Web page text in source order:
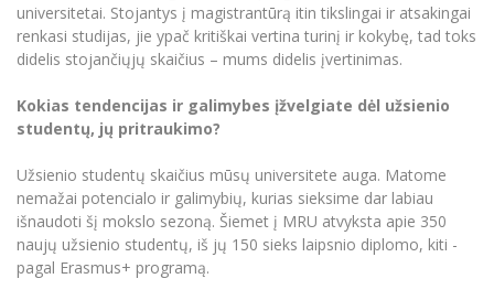
Kontaktų paieška
universitetai. Stojantys į magistrantūrą itin tikslingai ir atsakingai
renkasi studijas, jie ypač kritiškai vertina turinį ir kokybę, tad toks
didelis stojančiųjų skaičius – mums didelis įvertinimas.
Kokias tendencijas ir galimybes įžvelgiate dėl užsienio
studentų, jų pritraukimo?
Užsienio studentų skaičius mūsų universitete auga. Matome
nemažai potencialo ir galimybių, kurias sieksime dar labiau
išnaudoti šį mokslo sezoną. Šiemet į MRU atvyksta apie 350
naujų užsienio studentų, iš jų 150 sieks laipsnio diplomo, kiti -
pagal Erasmus+ programą.